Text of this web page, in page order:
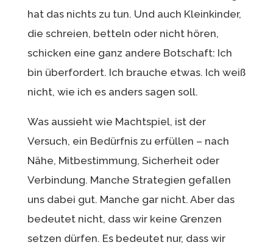
hat das nichts zu tun. Und auch Kleinkinder,
die schreien, betteln oder nicht hören,
schicken eine ganz andere Botschaft: Ich
bin überfordert. Ich brauche etwas. Ich weiß
nicht, wie ich es anders sagen soll.
Was aussieht wie Machtspiel, ist der
Versuch, ein Bedürfnis zu erfüllen – nach
Nähe, Mitbestimmung, Sicherheit oder
Verbindung. Manche Strategien gefallen
uns dabei gut. Manche gar nicht. Aber das
bedeutet nicht, dass wir keine Grenzen
setzen dürfen. Es bedeutet nur, dass wir